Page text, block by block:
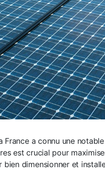
France a connu une
est crucial pour
dimensionner et